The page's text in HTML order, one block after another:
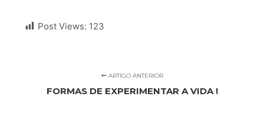
Post Views: 123
ARTIGO ANTERIOR
FORMAS DE EXPERIMENTAR A VIDA !